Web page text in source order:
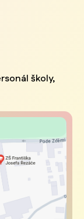
školy,